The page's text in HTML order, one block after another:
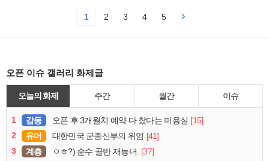
1 2 3 4 5
오픈 이슈 갤러리 화제글
오늘의 화제 주간 월간 이슈
1 감동 오픈 후 3개월치 예약 다 찼다는 미용실 [15]
2
유머 대한민국 군종신부의 위엄 [41]
3
계층 ㅇㅎ?) 순수 골반 재능녀. [37]